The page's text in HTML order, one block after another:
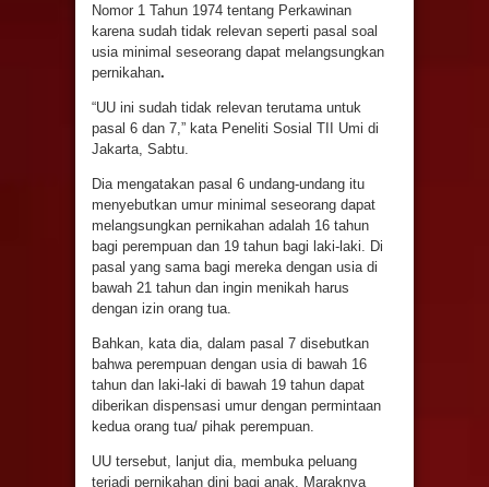
Nomor 1 Tahun 1974 tentang Perkawinan
karena sudah tidak relevan seperti pasal soal
usia minimal seseorang dapat melangsungkan
pernikahan.
“UU ini sudah tidak relevan terutama untuk
pasal 6 dan 7,” kata Peneliti Sosial TII Umi di
Jakarta, Sabtu.
Dia mengatakan pasal 6 undang-undang itu
menyebutkan umur minimal seseorang dapat
melangsungkan pernikahan adalah 16 tahun
bagi perempuan dan 19 tahun bagi laki-laki. Di
pasal yang sama bagi mereka dengan usia di
bawah 21 tahun dan ingin menikah harus
dengan izin orang tua.
Bahkan, kata dia, dalam pasal 7 disebutkan
bahwa perempuan dengan usia di bawah 16
tahun dan laki-laki di bawah 19 tahun dapat
diberikan dispensasi umur dengan permintaan
kedua orang tua/ pihak perempuan.
UU tersebut, lanjut dia, membuka peluang
terjadi pernikahan dini bagi anak. Maraknya